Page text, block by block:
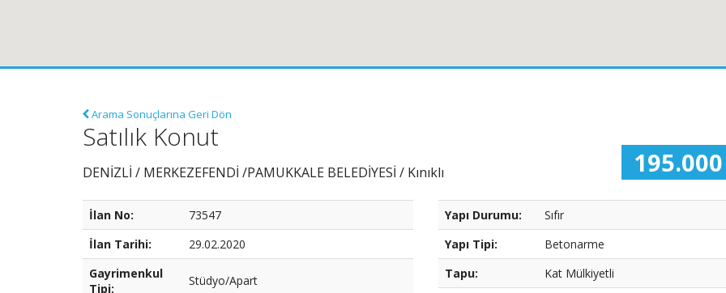
Arama Sonuçlarına Geri Dön
Satılık Konut
DENİZLİ / MERKEZEFENDİ /PAMUKKALE BELEDİYESİ / Kınıklı
İlan No:
73547
İlan Tarihi:
29.02.2020
Gayrimenkul
Tipi:
Stüdyo/Apart
Yapı Durumu:
Sıfır
Yapı Tipi:
Betonarme
Tapu:
Kat Mülkiyetli